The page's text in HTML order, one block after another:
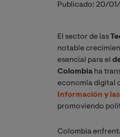
Publicado: 20/
El sector de las
notable
esencial para el
Colombia ha
economía digital
Información y
promoviendo
Colombia